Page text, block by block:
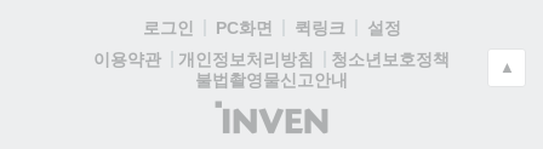
로그인 PC화면 퀵링크
설정
이용약관
개인정보처리방침
청소년보호정책
불법촬영물신고안내
(주)
인
▲